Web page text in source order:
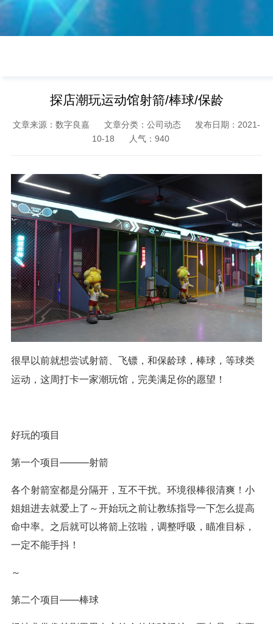
探店潮玩运动馆射箭/棒球/保龄
文章来源：数字良嘉 文章分类：公司动态
发布日期：2021-
10-18
人气： 940
很早以前就想尝试射箭、飞镖，和保龄球，棒球，等球类
运动，这周打卡一家潮玩馆，完美满足你的愿望！
好玩的项目
第一个项目———射箭
各个射箭室都是分隔开，互不干扰。环境很棒很清爽！小
姐姐进去就爱上了～开始玩之前让教练指导一下怎么提高
命中率。之后就可以将箭上弦啦，调整呼吸，瞄准目标，
一定不能手抖！
～
第二个项目——棒球